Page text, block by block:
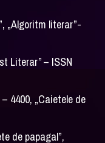
„Algoritm literar”-
Literar” – ISSN
4400, „Caietele de
de papagal”,